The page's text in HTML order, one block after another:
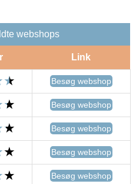
webshops
Link
Besøg webshop
Besøg webshop
Besøg webshop
Besøg webshop
Besøg webshop